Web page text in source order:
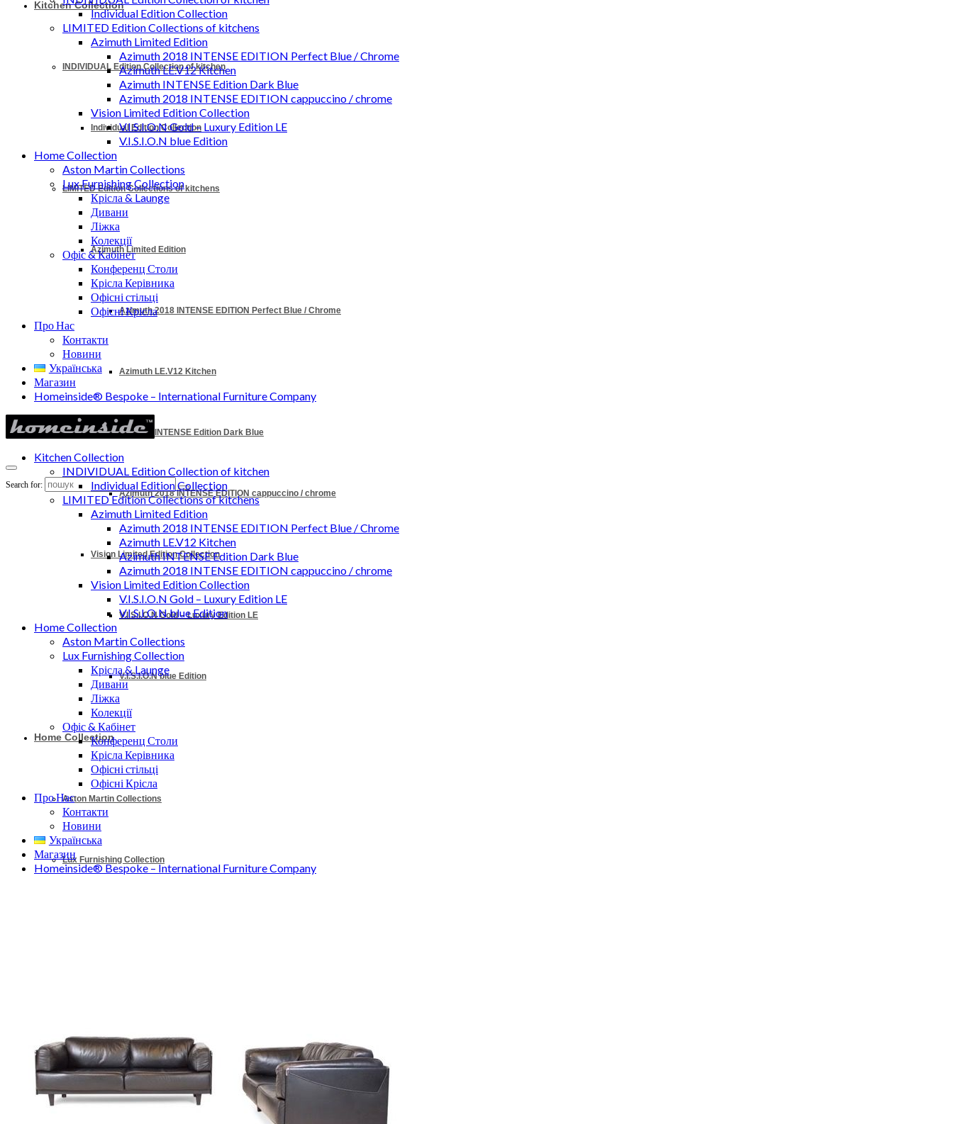
Kitchen Collection
INDIVIDUAL Edition Collection of kitchen
Individual Edition Collection
LIMITED Edition Collections of kitchens
Azimuth Limited Edition
Azimuth 2018 INTENSE EDITION Perfect Blue / Chrome
Azimuth LE.V12 Kitchen
Azimuth INTENSE Edition Dark Blue
Azimuth 2018 INTENSE EDITION cappuccino / chrome
Vision Limited Edition Collection
V.I.S.I.O.N Gold – Luxury Edition LE
V.I.S.I.O.N blue Edition
Home Collection
Aston Martin Collections
Lux Furnishing Collection
Ліжка
Колекції
Individual Edition Collection
LIMITED Edition Collections of kitchens
Azimuth Limited Edition
Azimuth 2018 INTENSE EDITION Perfect Blue / Chrome
Azimuth LE.V12 Kitchen
Azimuth INTENSE Edition Dark Blue
Azimuth 2018 INTENSE EDITION cappuccino / chrome
Vision Limited Edition Collection
V.I.S.I.O.N Gold – Luxury Edition LE
V.I.S.I.O.N blue Edition
Home Collection
Aston Martin Collections
Lux Furnishing Collection
Крісла & Launge
Дивани
Ліжка
Колекції
Офіс & Кабінет
Конференц Столи
Крісла Керівника
Офісні стільці
Офісні Крісла
Про Нас
Контакти
Новини
Українська
Магазин
Homeinside® Bespoke – International Furniture Company
Search for:
Kitchen Collection
INDIVIDUAL Edition Collection of kitchen
Individual Edition Collection
LIMITED Edition Collections of kitchens
Azimuth Limited Edition
Azimuth 2018 INTENSE EDITION Perfect Blue / Chrome
Azimuth LE.V12 Kitchen
Azimuth INTENSE Edition Dark Blue
Azimuth 2018 INTENSE EDITION cappuccino / chrome
Vision Limited Edition Collection
V.I.S.I.O.N Gold – Luxury Edition LE
V.I.S.I.O.N blue Edition
Home Collection
Aston Martin Collections
Lux Furnishing Collection
Крісла & Launge
Дивани
Ліжка
Колекції
Офіс & Кабінет
Конференц Столи
Крісла Керівника
Офісні стільці
Офісні Крісла
Про Нас
Контакти
Новини
Українська
Магазин
Homeinside® Bespoke – International Furniture Company